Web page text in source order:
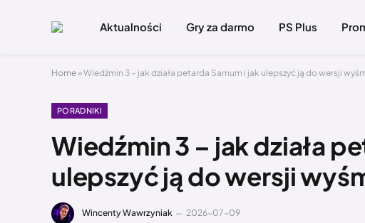
Aktualności Gry za darmo PS Plus
Home »Wiedźmin 3 – jak działa petarda Samum i jak ulepszyć ją do wersji
PORADNIKI
Wiedźmin 3 – jak działa
ulepszyć ją do wersji
Wincenty Wawrzyniak 2026-07-09